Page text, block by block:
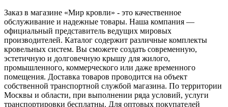
Заказ в магазине «Мир кровли» - это качественное
обслуживание и надежные товары. Наша компания —
официальный представитель ведущих мировых
производителей. Каталог содержит различные комплекты
кровельных систем. Вы сможете создать современную,
эстетичную и долговечную крышу для жилого,
промышленного, коммерческого или даже временного
помещения. Доставка товаров проводится на объект
собственной транспортной службой магазина. По территории
Москвы и области, при выполнении ряда условий, услуги
транспортировки бесплатны. Для оптовых покупателей